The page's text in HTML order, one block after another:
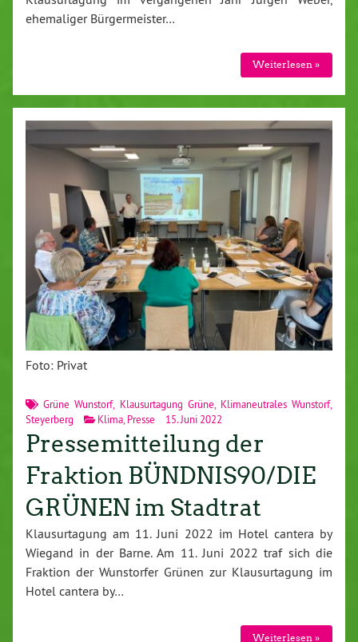
ehemaliger Bürgermeister…
Weiterlesen »
Foto: Privat
Grüne Wunstorf, Klausurtagung Grüne Klimaneutrales Wunstorf,
Steyerberg
Klima Presse 15. Juni 2022
Pressemitteilung der
Fraktion BÜNDNIS90/DIE
GRÜNEN im Stadtrat
Klausurtagung am 11. Juni 2022 im Hotel cantera by
Wiegand in der Barne. Am 11. Juni 2022 traf sich die
Fraktion der Wunstorfer Grünen zur Klausurtagung im
Hotel cantera by…
Weiterlesen »